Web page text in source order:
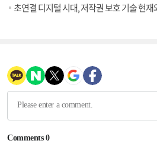
초연결 디지털 시대, 저작권 보호 기술 현재